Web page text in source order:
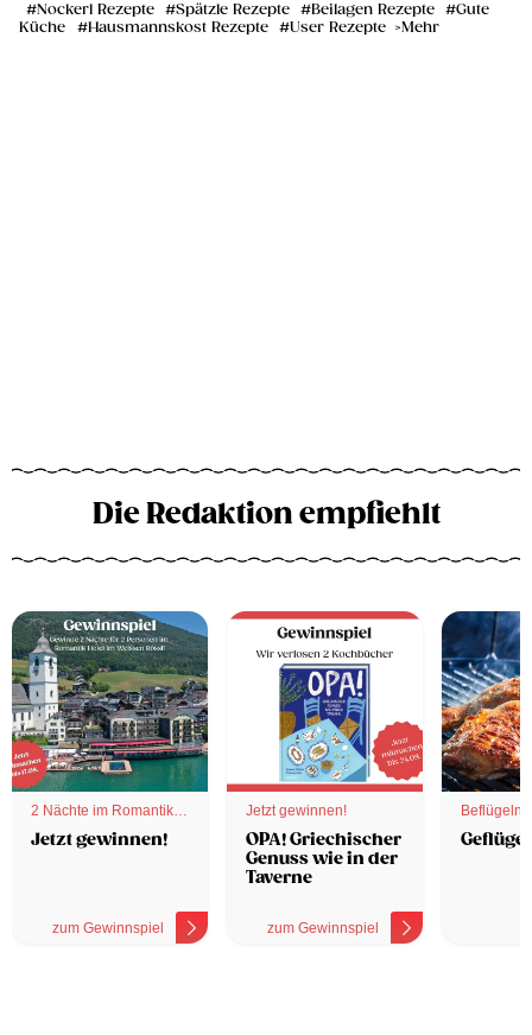
Nockerl Rezepte Spätzle Rezepte Beilagen Rezepte
Gute
Küche
Hausmannskost Rezepte User Rezepte Mehr
Die Redaktion empfiehlt
2 Nächte im Romantik
Hotel
Jetzt gewinnen!
zum Gewinnspiel
Jetzt gewinnen!
OPA! Griechischer
Genuss wie in der
Taverne
zum Gewinnspiel